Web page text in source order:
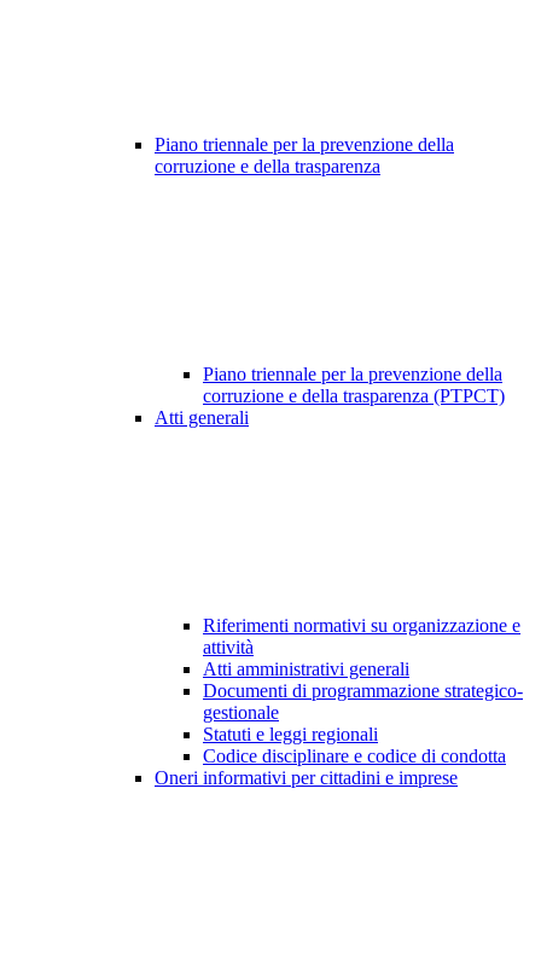
Piano triennale per la prevenzione della
corruzione e della trasparenza
Piano triennale per la prevenzione della
corruzione e della trasparenza (PTPCT)
Atti generali
Riferimenti normativi su organizzazione e
attività
Atti amministrativi generali
Documenti di programmazione strategico-
gestionale
Statuti e leggi regionali
Codice disciplinare e codice di condotta
Oneri informativi per cittadini e imprese